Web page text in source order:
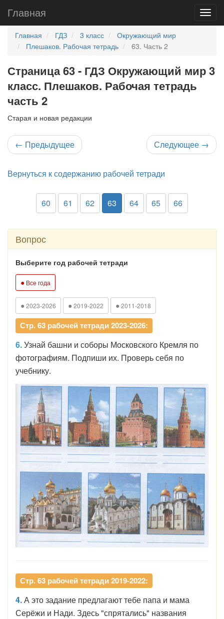
Главная
Главная ГДЗ 3 класс
Окружающий мир
Плешаков. Рабочая тетрадь
63. Часть 2
Страница 63 - ГДЗ Окружающий мир 3
класс. Плешаков. Рабочая тетрадь
часть 2
Старая и новая редакции
← Предыдущее Следующее →
Вернуться к содержанию рабочей тетради
60 61 62 63 64 65 66
Вопрос
Выберите год рабочей тетради
● Все года
● 2023-2026 ● 2019-2022 ● 2011-2018
Стр. 63 рабочей тетради 2023-2026:
6.Узнай башни и соборы Московского Кремля по
фотографиям. Подпиши их. Проверь себя по
учебнику.
Стр. 63 рабочей тетради 2019-2022:
4.А это задание предлагают тебе папа и мама
Серёжи и Нади. Здесь "спрятались" названия